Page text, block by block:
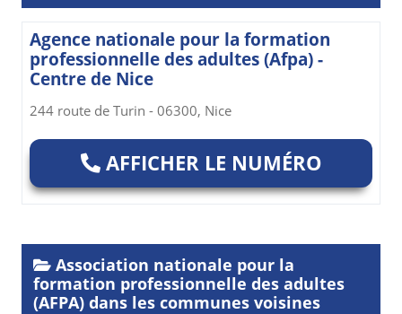
Agence nationale pour la formation
professionnelle des adultes (Afpa) -
Centre de Nice
244 route de Turin - 06300, Nice
AFFICHER LE NUMÉRO
Association nationale pour la
formation professionnelle des adultes
(AFPA) dans les communes voisines